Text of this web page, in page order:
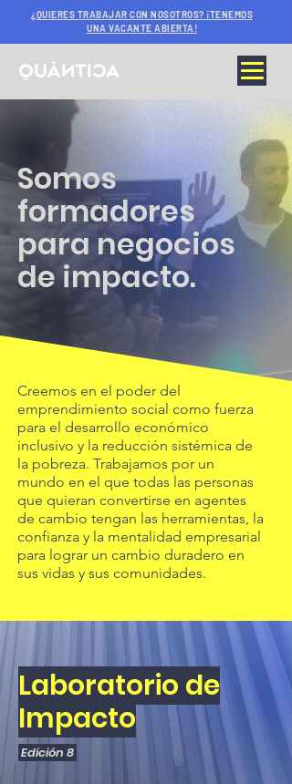
¿QUIERES TRABAJAR CON NOSOTROS? ¡TENEMOS
UNA VACANTE ABIERTA!
Somos
formadores
para negocios
de impacto.
Creemos en el poder del
emprendimiento social como fuerza
para el desarrollo económico
inclusivo y la reducción sistémica de
la pobreza. Trabajamos por un
mundo en el que todas las personas
que quieran convertirse en agentes
de cambio tengan las herramientas, la
confianza y la mentalidad empresarial
para lograr un cambio duradero en
sus vidas y sus comunidades.
Laboratorio de
Impacto
Edición 8